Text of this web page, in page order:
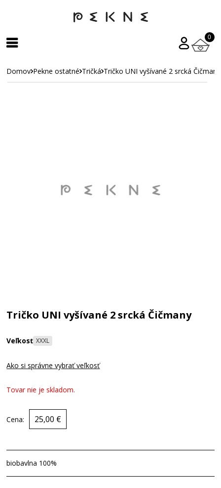
0
Domov Pekne ostatné Tričká Tričko UNI vyšívané 2 srcká Čičmany
Tričko UNI vyšívané 2 srcká Čičmany
Veľkosť XXXL
Ako si správne vybrať veľkosť
Tovar nie je skladom.
Cena: 25,00 €
biobavlna 100%